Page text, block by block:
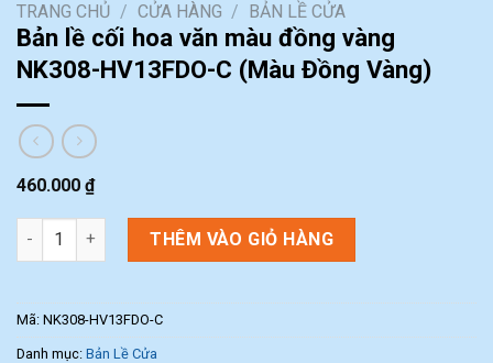
TRANG CHỦ / CỬA HÀNG / BẢN LỀ CỬA
Bản lề cối hoa văn màu đồng vàng
NK308-HV13FDO-C (Màu Đồng Vàng)
460.000 ₫
Bản lề cối hoa văn màu đồng vàng NK308-HV13FDO-C (Màu
THÊM VÀO GIỎ HÀNG
Mã: NK308-HV13FDO-C
Danh mục: Bản Lề Cửa